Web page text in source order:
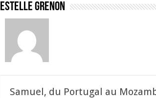
Estelle Grenon
Samuel, du Portugal au